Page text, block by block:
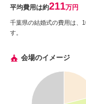
平均費用は約211万円
千葉県の結婚式の費用は、
す。
会場のイメージ